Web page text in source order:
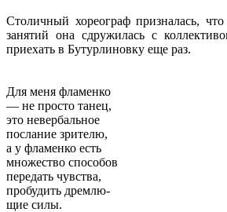
Столичный хореограф призналась,
занятий она сдружилась с
приехать в Бутурлиновку еще раз.
Для меня фламенко
— не просто танец,
это невербальное
послание зрителю,
а у фламенко есть
множество способов
передать чувства,
пробудить дремлю-
щие силы.